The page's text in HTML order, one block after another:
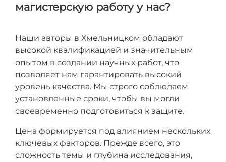
магистерскую работу у нас?
Наши авторы в Хмельницком обладают
высокой квалификацией и значительным
опытом в создании научных работ, что
позволяет нам гарантировать высокий
уровень качества. Мы строго соблюдаем
установленные сроки, чтобы вы могли
своевременно подготовиться к защите.
Цена формируется под влиянием нескольких
ключевых факторов. Прежде всего, это
сложность темы и глубина исследования,